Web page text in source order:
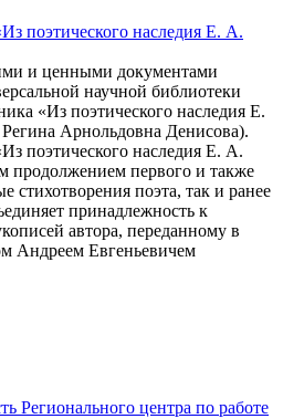
поэтического наследия Е. А.
и ценными документами
научной библиотеки
«Из поэтического наследия Е.
Арнольдовна Денисова).
поэтического наследия Е. А.
продолжением первого и также
стихотворения поэта, так и ранее
принадлежность к
автора, переданному в
Андреем Евгеньевичем
Регионального центра по работе